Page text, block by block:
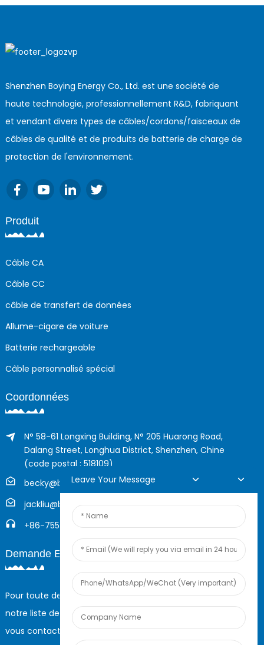
Shenzhen Boying Energy Co., Ltd. est une société de
haute technologie, professionnellement R&D, fabriquant
et vendant divers types de câbles/cordons/faisceaux de
câbles de qualité et de produits de batterie de charge de
protection de l'environnement.
Produit
Câble CA
Câble CC
câble de transfert de données
Allume-cigare de voiture
Batterie rechargeable
Câble personnalisé spécial
Coordonnées
N° 58-61 Longxing Building, N° 205 Huarong Road,
Dalang Street, Longhua District, Shenzhen, Chine
(code postal : 518109)
becky@boyingcable.com
jackliu@boyingcable.com
+86-755-21014277
Demande En Ligne
Pour toute demande de renseignements sur nos produits ou
notre liste de prix, veuillez nous laisser votre e-mail et nous
vous contacterons dans les 24 heures.
Leave Your Message